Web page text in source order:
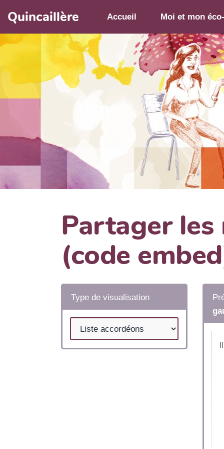
Aller au contenu principal
Quincaillère Accueil Moi et mon
Partager
(code
Type de visualisation